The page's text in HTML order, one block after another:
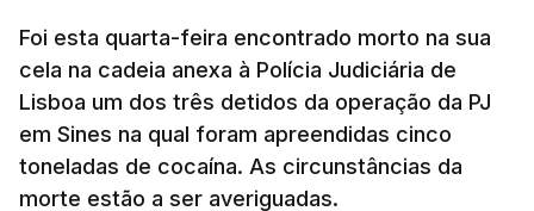
"Durante o fim de semana e nos últimos dias,
apercebamo-nos que ainda estão a ser
convocados professores para reapreciações"
disse a professora à agência Lusa."Será
praticamente impossível termos a totalidade
Foi esta quarta-feira encontrado morto na sua
cela na cadeia anexa à Polícia Judiciária de
Lisboa um dos três detidos da operação da PJ
em Sines na qual foram apreendidas cinco
toneladas de cocaína. As circunstâncias da
morte estão a ser averiguadas.